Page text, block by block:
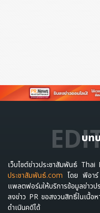
บท
เว็บไซต์ข่าวประชาสัมพันธ์
ประชาสัมพันธ์.com โดย พีอา
แพลตฟอร์มให้บริการข้อมูลข่าว
ลงข่าว PR ขอสงวนสิทธิ์ในเนื้อ
ดำเนินคดีได้